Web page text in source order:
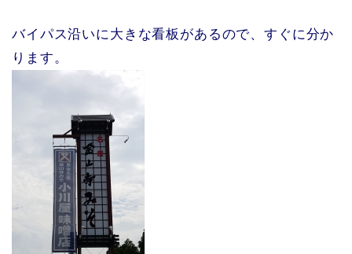
バイパス沿いに大きな看板があるので、すぐに分か
ります。